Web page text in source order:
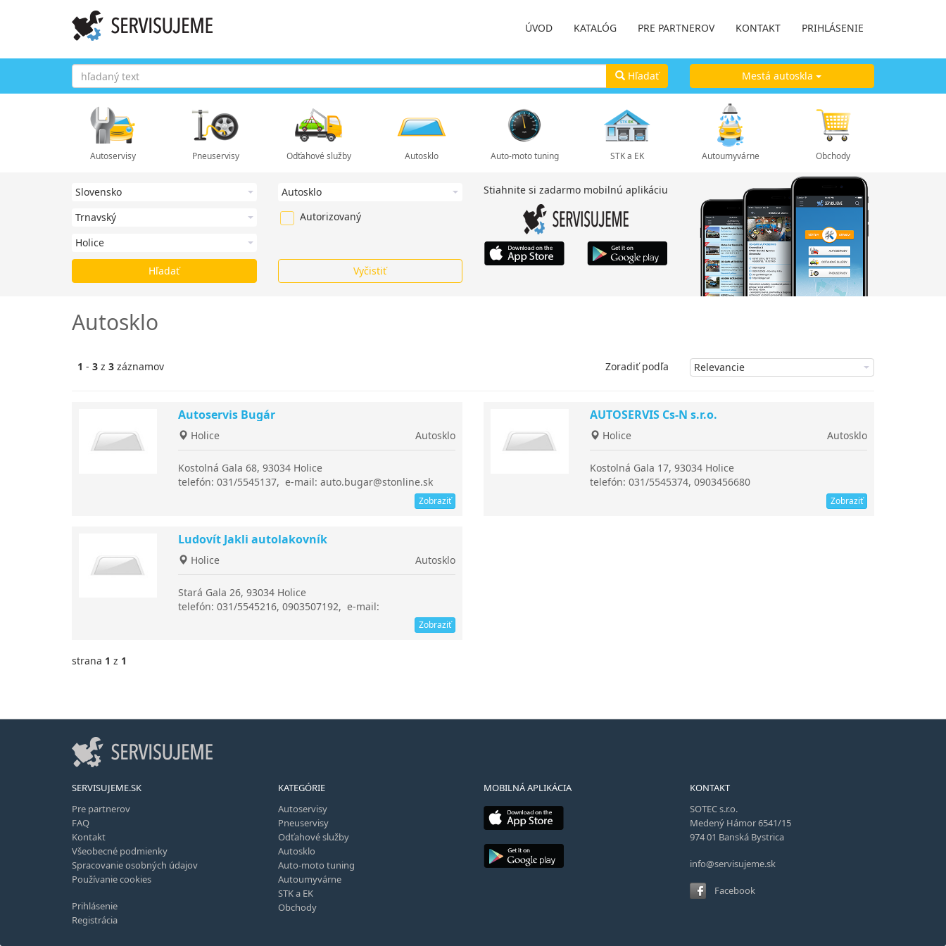
ÚVOD KATALÓG PRE PARTNEROV KONTAKT PRIHLÁSENIE
Hľadať Mestá autoskla
Autoservisy Pneuservisy Odťahové služby Autosklo Auto-moto tuning STK a EK Autoumyvárne Obchody
Autorizovaný
Stiahnite si zadarmo mobilnú aplikáciu
Autosklo
1 - 3 z 3 záznamov Zoradiť podľa
Autoservis Bugár
Holice Autosklo
Kostolná Gala 68, 93034 Holice
telefón: 031/5545137, e-mail: auto.bugar@stonline.sk
Zobraziť
AUTOSERVIS Cs-N s.r.o.
Holice Autosklo
Kostolná Gala 17, 93034 Holice
telefón: 031/5545374, 0903456680
Zobraziť
Ludovít Jakli autolakovník
Holice Autosklo
Stará Gala 26, 93034 Holice
telefón: 031/5545216, 0903507192, e-mail:
Zobraziť
strana 1 z 1
SERVISUJEME.SK
Pre partnerov
FAQ
Kontakt
Všeobecné podmienky
Spracovanie osobných údajov
Používanie cookies
Prihlásenie
Registrácia
KATEGÓRIE
Autoservisy
Pneuservisy
Odťahové služby
Autosklo
Auto-moto tuning
Autoumyvárne
STK a EK
Obchody
MOBILNÁ APLIKÁCIA
KONTAKT
SOTEC s.r.o.
Medený Hámor 6541/15
974 01 Banská Bystrica
info@servisujeme.sk
Facebook